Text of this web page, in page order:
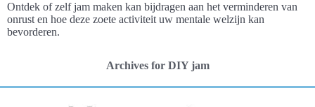
Ontdek of zelf jam maken kan bijdragen aan het verminderen van
onrust en hoe deze zoete activiteit uw mentale welzijn kan
bevorderen.
Archives for DIY jam